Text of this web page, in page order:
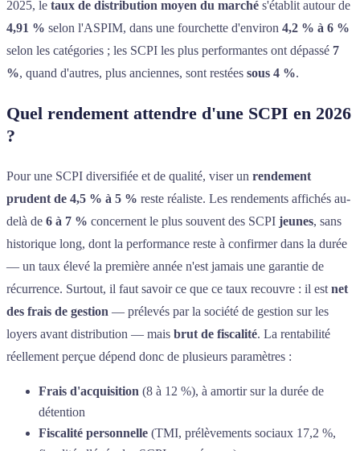
2025, le taux de distribution moyen du marché s'établit autour de
4,91 % selon l'ASPIM, dans une fourchette d'environ 4,2 % à 6 %
selon les catégories ; les SCPI les plus performantes ont dépassé 7
%, quand d'autres, plus anciennes, sont restées sous 4 %.
Quel rendement attendre d'une SCPI en 2026
?
Pour une SCPI diversifiée et de qualité, viser un rendement
prudent de 4,5 % à 5 % reste réaliste. Les rendements affichés au-
delà de 6 à 7 % concernent le plus souvent des SCPI jeunes, sans
historique long, dont la performance reste à confirmer dans la durée
— un taux élevé la première année n'est jamais une garantie de
récurrence. Surtout, il faut savoir ce que ce taux recouvre : il est net
des frais de gestion — prélevés par la société de gestion sur les
loyers avant distribution — mais brut de fiscalité. La rentabilité
réellement perçue dépend donc de plusieurs paramètres :
Frais d'acquisition (8 à 12 %), à amortir sur la durée de
détention
Fiscalité personnelle (TMI, prélèvements sociaux 17,2 %,